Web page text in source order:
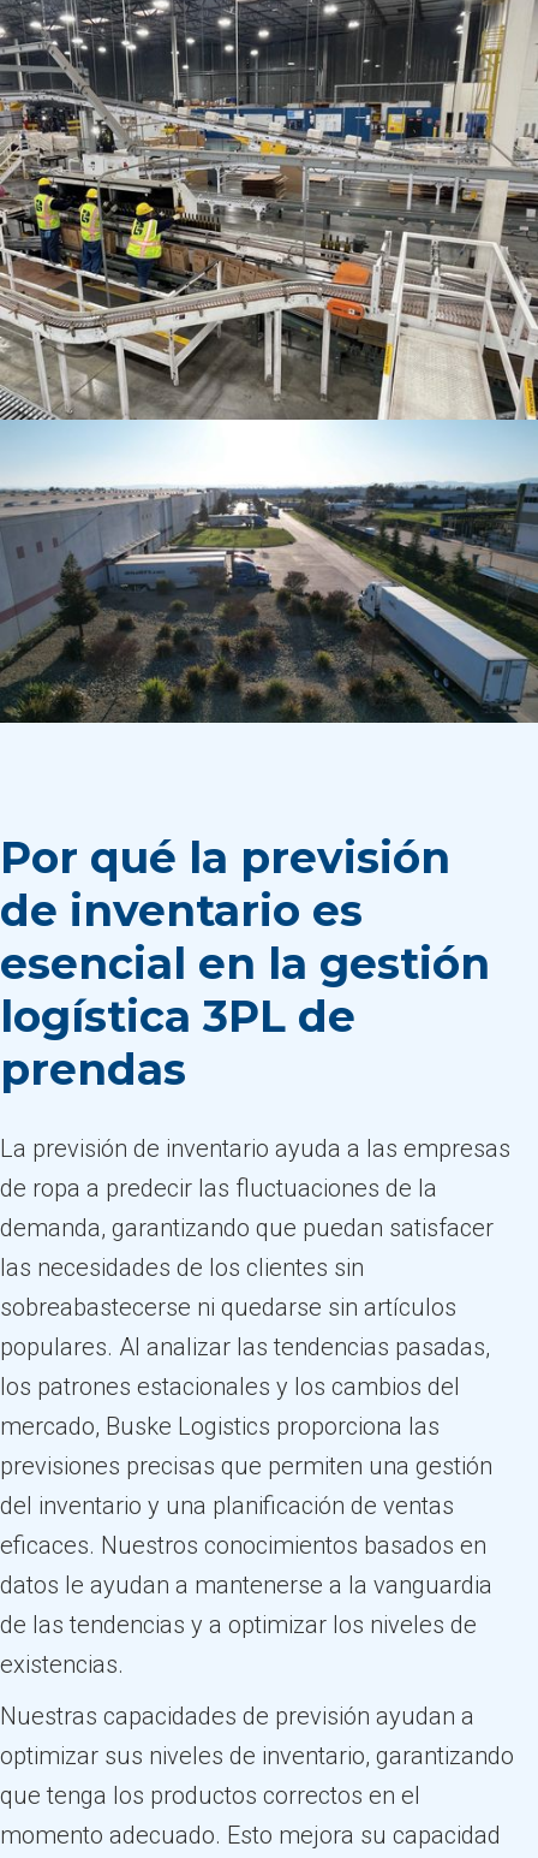
Por qué la previsión
de inventario es
esencial en la gestión
logística 3PL de
prendas
La previsión de inventario ayuda a las empresas
de ropa a predecir las fluctuaciones de la
demanda, garantizando que puedan satisfacer
las necesidades de los clientes sin
sobreabastecerse ni quedarse sin artículos
populares. Al analizar las tendencias pasadas,
los patrones estacionales y los cambios del
mercado, Buske Logistics proporciona las
previsiones precisas que permiten una gestión
del inventario y una planificación de ventas
eficaces. Nuestros conocimientos basados en
datos le ayudan a mantenerse a la vanguardia
de las tendencias y a optimizar los niveles de
existencias.
Nuestras capacidades de previsión ayudan a
optimizar sus niveles de inventario, garantizando
que tenga los productos correctos en el
momento adecuado. Esto mejora su capacidad